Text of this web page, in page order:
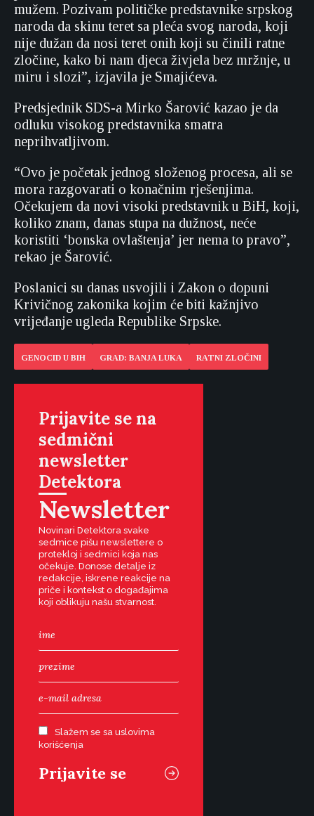
mužem. Pozivam političke predstavnike srpskog
naroda da skinu teret sa pleća svog naroda, koji
nije dužan da nosi teret onih koji su činili ratne
zločine, kako bi nam djeca živjela bez mržnje, u
miru i slozi”, izjavila je Smajićeva.
Predsjednik SDS-a Mirko Šarović kazao je da
odluku visokog predstavnika smatra
neprihvatljivom.
“Ovo je početak jednog složenog procesa, ali se
mora razgovarati o konačnim rješenjima.
Očekujem da novi visoki predstavnik u BiH, koji,
koliko znam, danas stupa na dužnost, neće
koristiti ‘bonska ovlaštenja’ jer nema to pravo”,
rekao je Šarović.
Poslanici su danas usvojili i Zakon o dopuni
Krivičnog zakonika kojim će biti kažnjivo
vrijeđanje ugleda Republike Srpske.
GENOCID U BIH GRAD: BANJA LUKA RATNI ZLOČINI
Prijavite se na
sedmični
newsletter
Detektora
Newsletter
Novinari Detektora svake
sedmice pišu newslettere o
protekloj i sedmici koja nas
očekuje. Donose detalje iz
redakcije, iskrene reakcije na
priče i kontekst o događajima
koji oblikuju našu stvarnost.
Slažem se sa uslovima
korišćenja